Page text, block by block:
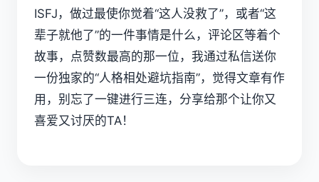
ISFJ，做过最使你觉着“这人没救了”，或者“这
辈子就他了”的一件事情是什么，评论区等着个
故事，点赞数最高的那一位，我通过私信送你
一份独家的“人格相处避坑指南”，觉得文章有作
用，别忘了一键进行三连，分享给那个让你又
喜爱又讨厌的TA！